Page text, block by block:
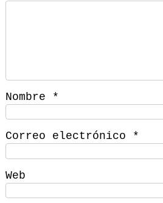
Nombre *
Correo electrónico *
Web